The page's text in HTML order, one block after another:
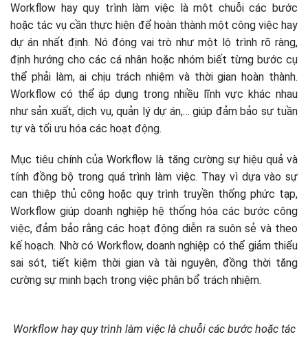
Quản lý chất lượng toàn diện
Tái cấu trúc quy trình kinh doanh
Hệ thống tinh gọn (Lean Systems)
Lý thuyết ràng buộc (TOC)
Các lưu ý khi ứng dụng Workflow vào kinh doanh
Các mẫu Workflow cho doanh nghiệp
Workflow phòng kinh doanh
Workflow tuyển dụng nhân sự
Workflow phòng kế toán
Workflow phòng sản xuất
Workflow phòng quản lý dự án
Workflow hay quy trình làm việc là một chuỗi các bước
hoặc tác vụ cần thực hiện để hoàn thành một công việc hay
dự án nhất định. Nó đóng vai trò như một lộ trình rõ ràng,
định hướng cho các cá nhân hoặc nhóm biết từng bước cụ
thể phải làm, ai chịu trách nhiệm và thời gian hoàn thành.
Workflow có thể áp dụng trong nhiều lĩnh vực khác nhau
như sản xuất, dịch vụ, quản lý dự án,… giúp đảm bảo sự tuần
tự và tối ưu hóa các hoạt động.
Mục tiêu chính của Workflow là tăng cường sự hiệu quả và
tính đồng bộ trong quá trình làm việc. Thay vì dựa vào sự
can thiệp thủ công hoặc quy trình truyền thống phức tạp,
Workflow giúp doanh nghiệp hệ thống hóa các bước công
việc, đảm bảo rằng các hoạt động diễn ra suôn sẻ và theo
kế hoạch. Nhờ có Workflow, doanh nghiệp có thể giảm thiểu
sai sót, tiết kiệm thời gian và tài nguyên, đồng thời tăng
cường sự minh bạch trong việc phân bổ trách nhiệm.
Workflow hay quy trình làm việc là chuỗi các bước hoặc tác